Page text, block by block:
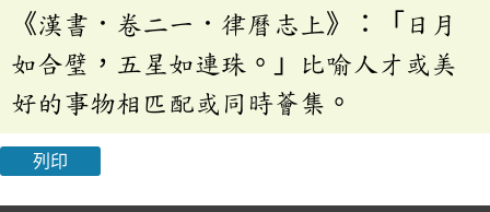
《漢書．卷二一．律曆志上》：「日月
如合璧，五星如連珠。」比喻人才或美
好的事物相匹配或同時薈集。
列印